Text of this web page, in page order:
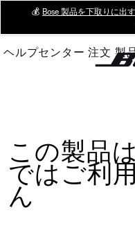
Main
💰 Bose 製品を下取りに出
ヘルプセンター 注文 製
この製品
ではご利
ん